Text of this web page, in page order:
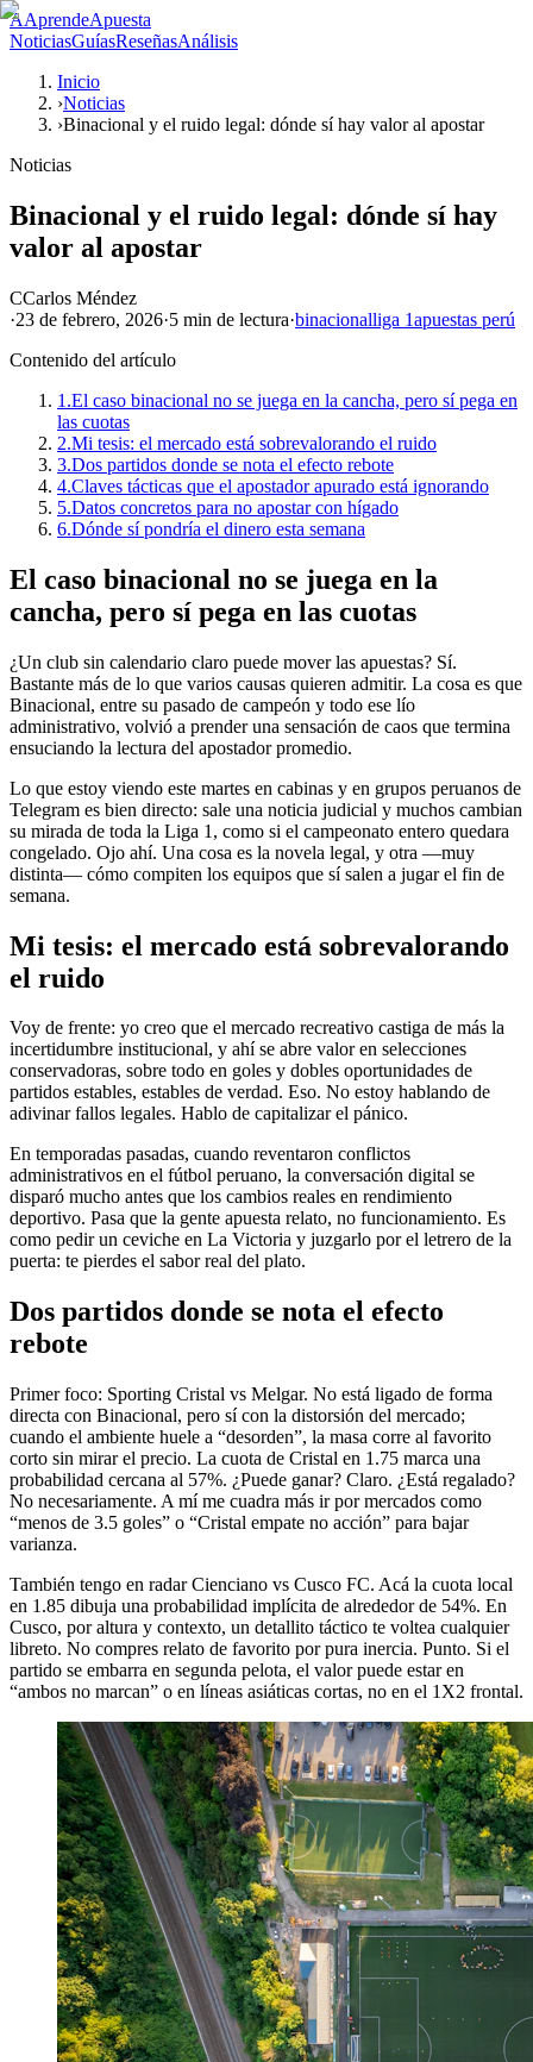
AAprendeApuesta
NoticiasGuíasReseñasAnálisis
Inicio
›Noticias
›Binacional y el ruido legal: dónde sí hay valor al apostar
Noticias
Binacional y el ruido legal: dónde sí hay
valor al apostar
CCarlos Méndez
·23 de febrero, 2026·5 min de lectura·binacionalliga 1apuestas perú
Contenido del artículo
1.El caso binacional no se juega en la cancha, pero sí pega en
las cuotas
2.Mi tesis: el mercado está sobrevalorando el ruido
3.Dos partidos donde se nota el efecto rebote
4.Claves tácticas que el apostador apurado está ignorando
5.Datos concretos para no apostar con hígado
6.Dónde sí pondría el dinero esta semana
El caso binacional no se juega en la
cancha, pero sí pega en las cuotas
¿Un club sin calendario claro puede mover las apuestas? Sí.
Bastante más de lo que varios causas quieren admitir. La cosa es que
Binacional, entre su pasado de campeón y todo ese lío
administrativo, volvió a prender una sensación de caos que termina
ensuciando la lectura del apostador promedio.
Lo que estoy viendo este martes en cabinas y en grupos peruanos de
Telegram es bien directo: sale una noticia judicial y muchos cambian
su mirada de toda la Liga 1, como si el campeonato entero quedara
congelado. Ojo ahí. Una cosa es la novela legal, y otra —muy
distinta— cómo compiten los equipos que sí salen a jugar el fin de
semana.
Mi tesis: el mercado está sobrevalorando
el ruido
Voy de frente: yo creo que el mercado recreativo castiga de más la
incertidumbre institucional, y ahí se abre valor en selecciones
conservadoras, sobre todo en goles y dobles oportunidades de
partidos estables, estables de verdad. Eso. No estoy hablando de
adivinar fallos legales. Hablo de capitalizar el pánico.
En temporadas pasadas, cuando reventaron conflictos
administrativos en el fútbol peruano, la conversación digital se
disparó mucho antes que los cambios reales en rendimiento
deportivo. Pasa que la gente apuesta relato, no funcionamiento. Es
como pedir un ceviche en La Victoria y juzgarlo por el letrero de la
puerta: te pierdes el sabor real del plato.
Dos partidos donde se nota el efecto
rebote
Primer foco: Sporting Cristal vs Melgar. No está ligado de forma
directa con Binacional, pero sí con la distorsión del mercado;
cuando el ambiente huele a “desorden”, la masa corre al favorito
corto sin mirar el precio. La cuota de Cristal en 1.75 marca una
probabilidad cercana al 57%. ¿Puede ganar? Claro. ¿Está regalado?
No necesariamente. A mí me cuadra más ir por mercados como
“menos de 3.5 goles” o “Cristal empate no acción” para bajar
varianza.
También tengo en radar Cienciano vs Cusco FC. Acá la cuota local
en 1.85 dibuja una probabilidad implícita de alrededor de 54%. En
Cusco, por altura y contexto, un detallito táctico te voltea cualquier
libreto. No compres relato de favorito por pura inercia. Punto. Si el
partido se embarra en segunda pelota, el valor puede estar en
“ambos no marcan” o en líneas asiáticas cortas, no en el 1X2 frontal.